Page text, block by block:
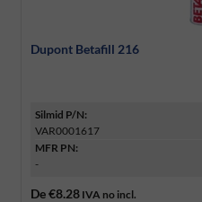
Dupont Betafill 216
Silmid P/N:
VAR0001617
MFR PN:
-
De€8.28IVA no incl.